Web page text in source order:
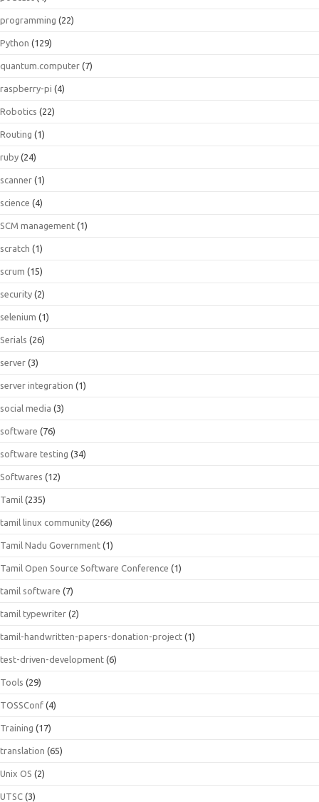
programming (22)
Python (129)
quantum.computer (7)
raspberry-pi (4)
Robotics (22)
Routing (1)
ruby (24)
scanner (1)
science (4)
SCM management (1)
scratch (1)
scrum (15)
security (2)
selenium (1)
Serials (26)
server (3)
server integration (1)
social media (3)
software (76)
software testing (34)
Softwares (12)
Tamil (235)
tamil linux community (266)
Tamil Nadu Government (1)
Tamil Open Source Software Conference (1)
tamil software (7)
tamil typewriter (2)
tamil-handwritten-papers-donation-project (1)
test-driven-development (6)
Tools (29)
TOSSConf (4)
Training (17)
translation (65)
Unix OS (2)
UTSC (3)